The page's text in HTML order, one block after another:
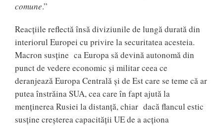
comune.”
Reacțiile reflectă însă diviziunile de lungă durată din
interiorul Europei cu privire la securitatea acesteia.
Macron susține ca Europa să devină autonomă din
punct de vedere economic și militar ceea ce
deranjează Europa Centrală și de Est care se teme că ar
putea înstrăina SUA, cea care în fapt ajută la
menținerea Rusiei la distanță, chiar dacă flancul estic
susține creșterea capacității UE de a acționa